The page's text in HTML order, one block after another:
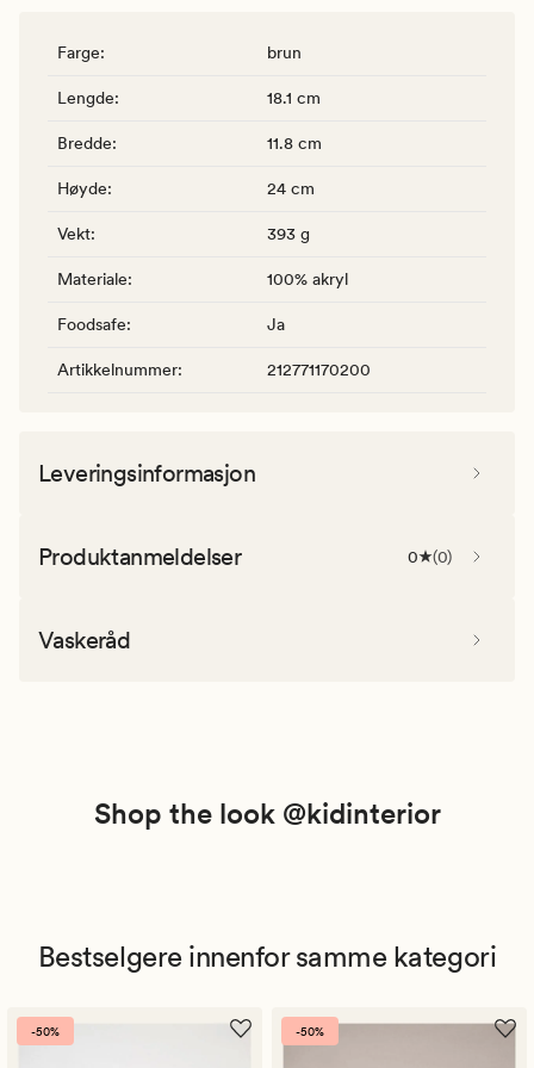
Farge: brun
Lengde: 18.1 cm
Bredde: 11.8 cm
Høyde: 24 cm
Vekt: 393 g
Materiale: 100% akryl
Foodsafe: Ja
Artikkelnummer: 212771170200
Leveringsinformasjon
Produktanmeldelser 0 (0)
Vaskeråd
Shop the look @kidinterior
Bestselgere innenfor samme kategori
-50% -50%